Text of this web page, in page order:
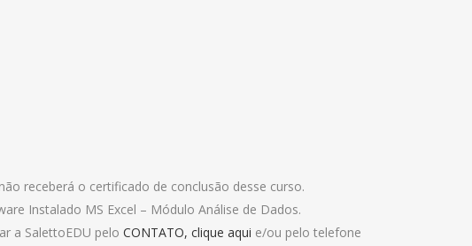
receberá o certificado de conclusão desse curso.
Instalado MS Excel – Módulo Análise de Dados.
a SalettoEDU pelo CONTATO, clique aqui e/ou pelo telefone